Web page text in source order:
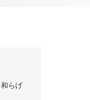
らげ